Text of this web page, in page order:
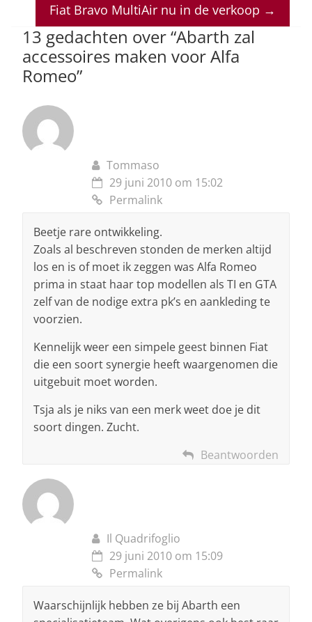
p
p
o
o
k
n s
Fiat Bravo MultiAir nu in de verkoop →
13 gedachten over “Abarth zal
accessoires maken voor Alfa
Romeo”
Tommaso
29 juni 2010 om 15:02
Permalink
Beetje rare ontwikkeling.
Zoals al beschreven stonden de merken altijd
los en is of moet ik zeggen was Alfa Romeo
prima in staat haar top modellen als TI en GTA
zelf van de nodige extra pk’s en aankleding te
voorzien.
Kennelijk weer een simpele geest binnen Fiat
die een soort synergie heeft waargenomen die
uitgebuit moet worden.
Tsja als je niks van een merk weet doe je dit
soort dingen. Zucht.
Beantwoorden
Il Quadrifoglio
29 juni 2010 om 15:09
Permalink
Waarschijnlijk hebben ze bij Abarth een